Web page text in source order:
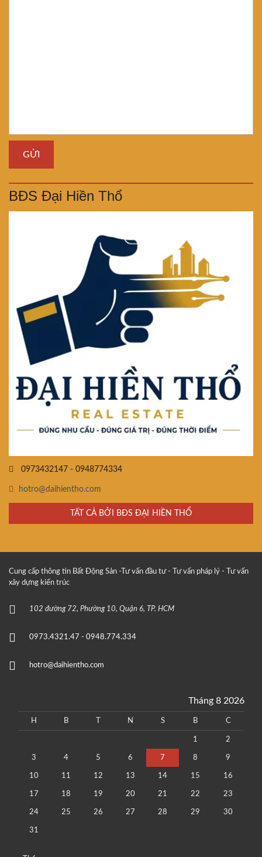
BĐS Đại Hiền Thổ
0973432147 - 0948774334
hotro@daihientho.com
TẤT CẢ BỞI BĐS ĐẠI HIỀN THỔ
Cung cấp thông tin Bất Động Sản -Tư vấn đầu tư - Tư vấn pháp lý - Tư vấn
xây dựng kiến trúc
102 đường 72, Phường 10, Quận 6, TP. HCM
0973.4321.47 - 0948.774.334
hotro@daihientho.com
Tháng 8 2026
H B N S B C
1 2
3 4 5 6 7 8 9
10 11 12 13 14 15 16
17 18 19 20 21 22 23
24 25 26 27 28 29 30
31